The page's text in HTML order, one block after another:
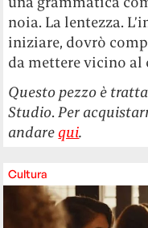
noia. La lentezza.
iniziare, dovrò
da mettere vicino al
Questo pezzo è
Studio.Per
andare qui.
Cultura